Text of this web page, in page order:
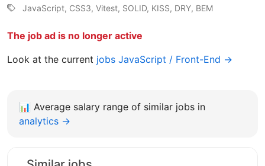
JavaScript, CSS3, Vitest, SOLID, KISS, DRY, BEM
The job ad is no longer active
Look at the current jobs JavaScript / Front-End →
📊 Average salary range of similar jobs in
analytics →